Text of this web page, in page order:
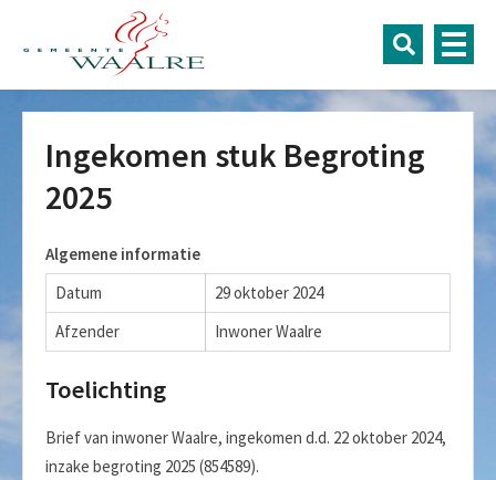
Ingekomen stuk Begroting
2025
Algemene informatie
Datum
29 oktober 2024
Afzender
Inwoner Waalre
Toelichting
Brief van inwoner Waalre, ingekomen d.d. 22 oktober 2024,
inzake begroting 2025 (854589).